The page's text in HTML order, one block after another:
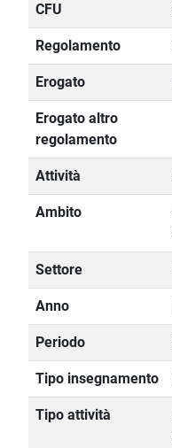
CFU
Regolamento
Erogato
Erogato altro
regolamento
Attività
Ambito
Settore
Anno
Periodo
Tipo insegnamento
Tipo attività